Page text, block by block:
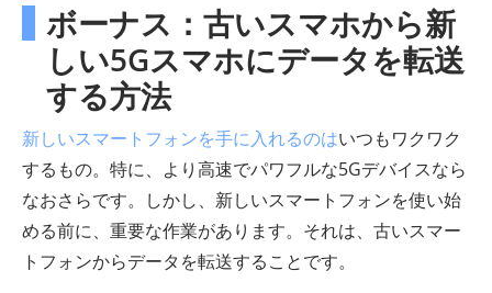
ボーナス：古いスマホから新
しい5Gスマホにデータを転送
する方法
新しいスマートフォンを手に入れるのはいつもワクワク
するもの。特に、より高速でパワフルな5Gデバイスなら
なおさらです。しかし、新しいスマートフォンを使い始
める前に、重要な作業があります。それは、古いスマー
トフォンからデータを転送することです。